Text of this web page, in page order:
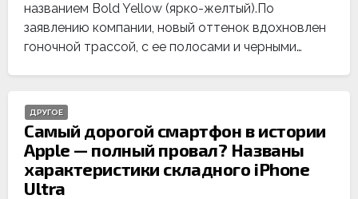
названием Bold Yellow (ярко-желтый).По
заявлению компании, новый оттенок вдохновлен
гоночной трассой, с ее полосами и черными…
ДРУГОЕ
Самый дорогой смартфон в истории
Apple — полный провал? Названы
характеристики складного iPhone
Ultra